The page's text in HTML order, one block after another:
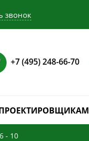
звонок
+7 (495) 248-66-70
- 10